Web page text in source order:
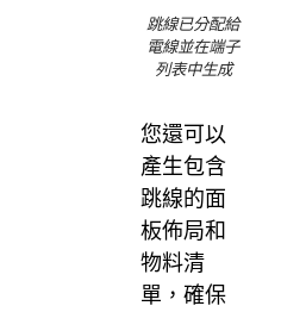
跳線已分配給
電線並在端子
列表中生成
您還可以
產生包含
跳線的面
板佈局和
物料清
單，確保